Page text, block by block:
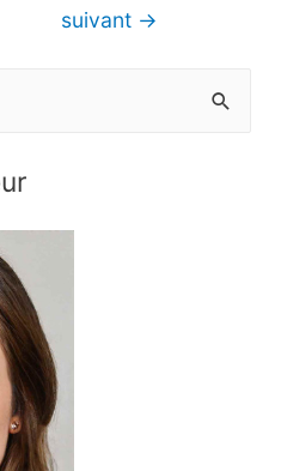
suivant →